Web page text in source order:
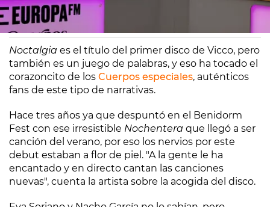
Europa FM
Madrid 16/05/2024 10:30
Noctalgia es el título del primer disco de Vicco, pero
también es un juego de palabras, y eso ha tocado el
corazoncito de los Cuerpos especiales, auténticos
fans de este tipo de narrativas.
Hace tres años ya que despuntó en el Benidorm
Fest con ese irresistible Nochentera que llegó a ser
canción del verano, por eso los nervios por este
debut estaban a flor de piel. "A la gente le ha
encantado y en directo cantan las canciones
nuevas", cuenta la artista sobre la acogida del disco.